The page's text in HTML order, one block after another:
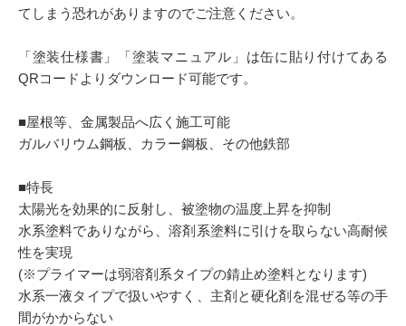
てしまう恐れがありますのでご注意ください。
「塗装仕様書」「塗装マニュアル」は缶に貼り付けてある
QRコードよりダウンロード可能です。
■屋根等、金属製品へ広く施工可能
ガルバリウム鋼板、カラー鋼板、その他鉄部
■特長
太陽光を効果的に反射し、被塗物の温度上昇を抑制
水系塗料でありながら、溶剤系塗料に引けを取らない高耐候
性を実現
(※プライマーは弱溶剤系タイプの錆止め塗料となります)
水系一液タイプで扱いやすく、主剤と硬化剤を混ぜる等の手
間がかからない